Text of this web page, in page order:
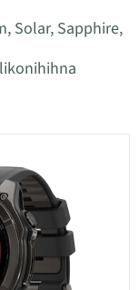
Solar, Sapphire,